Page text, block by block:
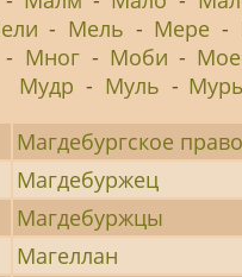
- Мель - Мере -
- Мног - Моби -
Мудр - Муль -
Магдебургское право
Магдебуржец
Магдебуржцы
Магеллан